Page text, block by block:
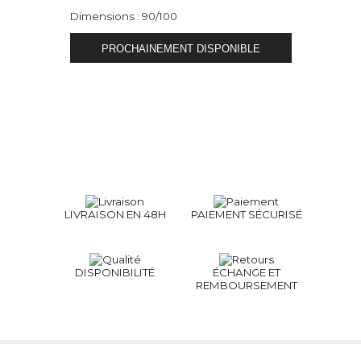
Dimensions : 90/100
LIVRAISON EN 48H PAIEMENT SÉCURISÉ
DISPONIBILITÉ
ÉCHANGE ET
REMBOURSEMENT